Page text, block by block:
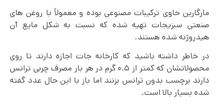
مارگارین حاوی ترکیبات مصنوعی بوده و معمولاً با روغن های
صنعتی سبزیجات تهیه شده که نسبت به شکل مایع آن
هیدروژنه شده هستند.
در خاطر داشته باشید که کارخانه جات اجازه دارند تا روی
محصولاتشان که کمتر از ۰.۵ گرم در هر بار مصرف چربی ترانس
دارند برچسب بدون ترانس بزنند اما باز با این حال عدد گفته
شده بسیار بالا است.